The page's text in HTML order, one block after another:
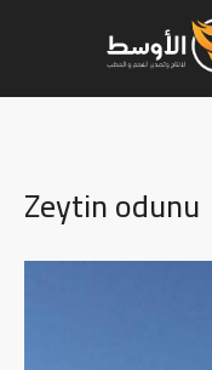
Zeytin odunu